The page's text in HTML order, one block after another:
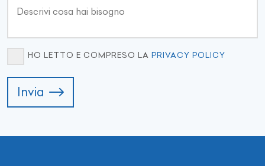
HO LETTO E COMPRESO LA PRIVACY POLICY
Invia